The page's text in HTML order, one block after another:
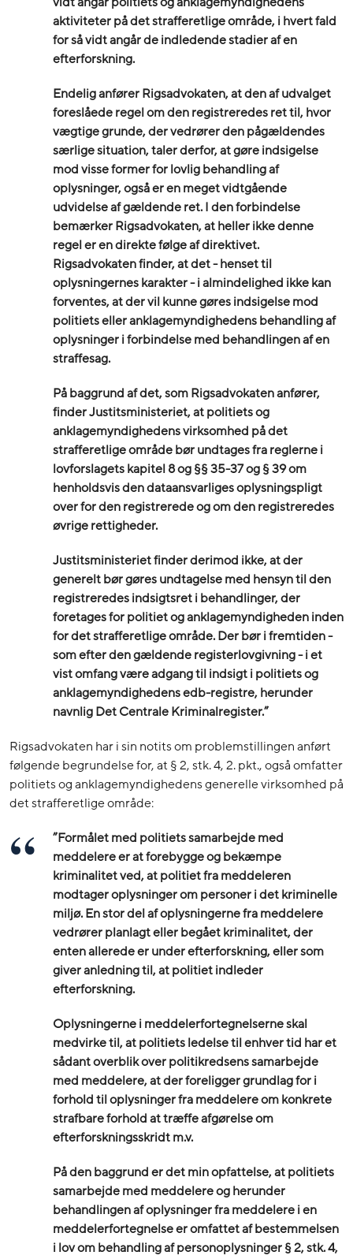
aktiviteter på det strafferetlige område, i hvert fald
for så vidt angår de indledende stadier af en
efterforskning.
Endelig anfører Rigsadvokaten, at den af udvalget
foreslåede regel om den registreredes ret til, hvor
vægtige grunde, der vedrører den pågældendes
særlige situation, taler derfor, at gøre indsigelse
mod visse former for lovlig behandling af
oplysninger, også er en meget vidtgående
udvidelse af gældende ret. I den forbindelse
bemærker Rigsadvokaten, at heller ikke denne
regel er en direkte følge af direktivet.
Rigsadvokaten finder, at det - henset til
oplysningernes karakter - i almindelighed ikke kan
forventes, at der vil kunne gøres indsigelse mod
politiets eller anklagemyndighedens behandling af
oplysninger i forbindelse med behandlingen af en
straffesag.
På baggrund af det, som Rigsadvokaten anfører,
finder Justitsministeriet, at politiets og
anklagemyndighedens virksomhed på det
strafferetlige område bør undtages fra reglerne i
lovforslagets kapitel 8 og §§ 35-37 og § 39 om
henholdsvis den dataansvarliges oplysningspligt
over for den registrerede og om den registreredes
øvrige rettigheder.
Justitsministeriet finder derimod ikke, at der
generelt bør gøres undtagelse med hensyn til den
registreredes indsigtsret i behandlinger, der
foretages for politiet og anklagemyndigheden inden
for det strafferetlige område. Der bør i fremtiden -
som efter den gældende registerlovgivning - i et
vist omfang være adgang til indsigt i politiets og
anklagemyndighedens edb-registre, herunder
navnlig Det Centrale Kriminalregister.”
Rigsadvokaten har i sin notits om problemstillingen anført
følgende begrundelse for, at § 2, stk. 4, 2. pkt., også omfatter
politiets og anklagemyndighedens generelle virksomhed på
det strafferetlige område:
”Formålet med politiets samarbejde med
meddelere er at forebygge og bekæmpe
kriminalitet ved, at politiet fra meddeleren
modtager oplysninger om personer i det kriminelle
miljø. En stor del af oplysningerne fra meddelere
vedrører planlagt eller begået kriminalitet, der
enten allerede er under efterforskning, eller som
giver anledning til, at politiet indleder
efterforskning.
Oplysningerne i meddelerfortegnelserne skal
medvirke til, at politiets ledelse til enhver tid har et
sådant overblik over politikredsens samarbejde
med meddelere, at der foreligger grundlag for i
forhold til oplysninger fra meddelere om konkrete
strafbare forhold at træffe afgørelse om
efterforskningsskridt m.v.
På den baggrund er det min opfattelse, at politiets
samarbejde med meddelere og herunder
behandlingen af oplysninger fra meddelere i en
meddelerfortegnelse er omfattet af bestemmelsen
i lov om behandling af personoplysninger § 2, stk. 4,